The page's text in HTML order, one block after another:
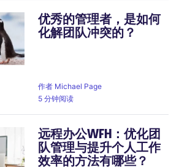
优秀的管理者，是如何
化解团队冲突的？
作者 Michael Page
5 分钟阅读
远程办公WFH：优化团
队管理与提升个人工作
效率的方法有哪些？